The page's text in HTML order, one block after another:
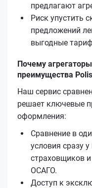
предлагают
Риск упустить
предложений
выгодные
Почему
преимущества
Наш сервис
решает ключевые
оформления:
Сравнение в
условия сразу
страховщиков
ОСАГО.
Доступ к